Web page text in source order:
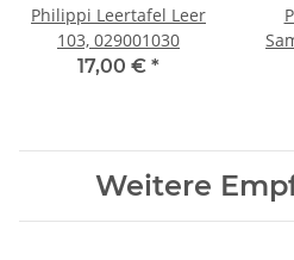
Philippi Leertafel Leer
103, 029001030
17,00 € *
Weitere